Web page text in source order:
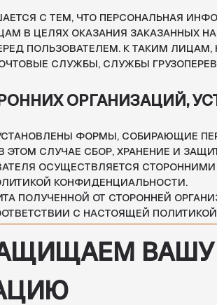
ОТ СТОРОННЕЙ ОРГАНИЗАЦИИ
С НАСТОЯЩЕЙ ПОЛИТИКОЙ
ВАШУ
МЕРЫ БЕЗОПАСНОСТИ ПО СБОРУ,
ДЛЯ ЗАЩИТЫ ИХ ОТ
ОГРАНИЧИВАЕМ НАШИМ
К ПЕРСОНАЛЬНЫМ ДАННЫМ, ПОСТОЯННО
ХРАНЕНИЯ И ОБРАБОТКИ ДАННЫХ,
ДЛЯ ПРОТИВОДЕЙСТВИЯ
С ЭТИМИ